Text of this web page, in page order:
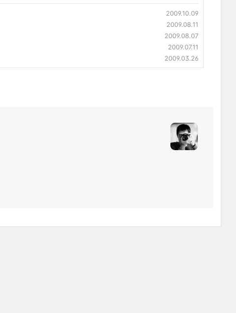
2009.10.09
2009.08.11
2009.08.07
2009.07.11
2009.03.26